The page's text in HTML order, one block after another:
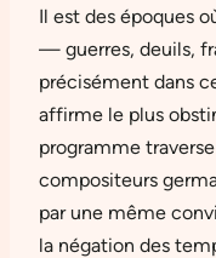
Il est des époques
— guerres, deuils,
précisément dans
affirme le plus
programme
compositeurs
par une même
la négation des